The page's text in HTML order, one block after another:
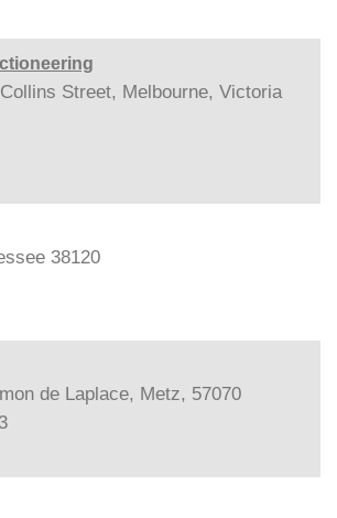
Street, Melbourne, Victoria
38120
de Laplace, Metz, 57070